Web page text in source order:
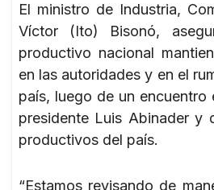
El ministro de Industria,
Víctor (Ito) Bisonó,
productivo nacional
en las autoridades y en el
país, luego de un encuentro
presidente Luis Abinader y
productivos del país.
“Estamos revisando de